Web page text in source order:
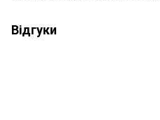
Відгуки